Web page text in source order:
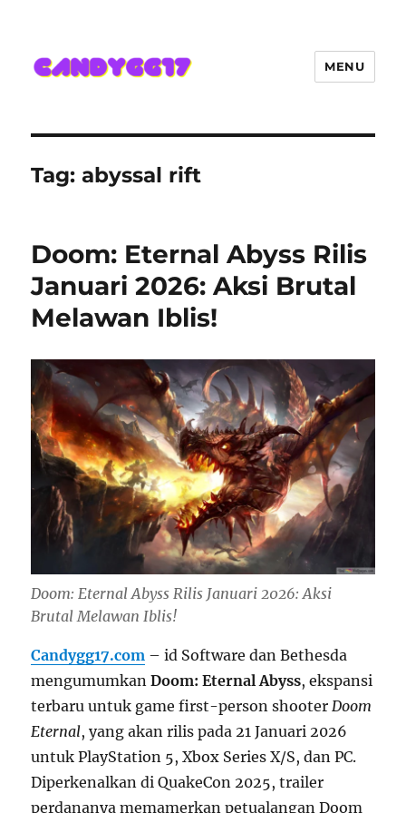
Hadir Semakin Mantap Jackpot
MENU
Tag:abyssal rift
Doom: Eternal Abyss Rilis
Januari 2026: Aksi Brutal
Melawan Iblis!
Doom: Eternal Abyss Rilis Januari 2026: Aksi
Brutal Melawan Iblis!
Candygg17.com – id Software dan Bethesda
mengumumkanDoom: Eternal Abyss, ekspansi
terbaru untuk game first-person shooter Doom
Eternal, yang akan rilis pada 21 Januari 2026
untuk PlayStation 5, Xbox Series X/S, dan PC.
Diperkenalkan di QuakeCon 2025, trailer
perdananya memamerkan petualangan Doom